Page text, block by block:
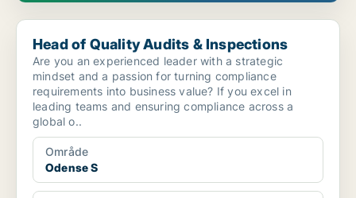
Head of Quality Audits & Inspections
Head of Quality Audits & Inspections
Are you an experienced leader with a strategic
mindset and a passion for turning compliance
requirements into business value? If you excel in
leading teams and ensuring compliance across a
global o..
Område
Odense S